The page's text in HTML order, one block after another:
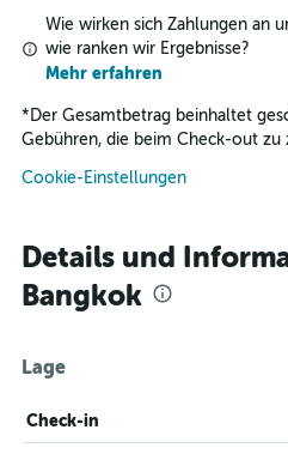
Wie wirken sich Zahlungen an
wie ranken wir Ergebnisse?
Mehr erfahren
* Der Gesamtbetrag beinhaltet
Gebühren, die beim Check-out zu
Cookie-Einstellungen
Details und
Bangkok
Lage
Check-in